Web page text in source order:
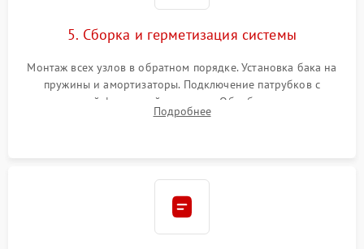
5. Сборка и герметизация системы
Монтаж всех узлов в обратном порядке. Установка бака на
пружины и амортизаторы. Подключение патрубков с
надежной фиксацией хомутами. Обработка стыков
герметиком для предотвращения возможных протечек воды.
Подробнее